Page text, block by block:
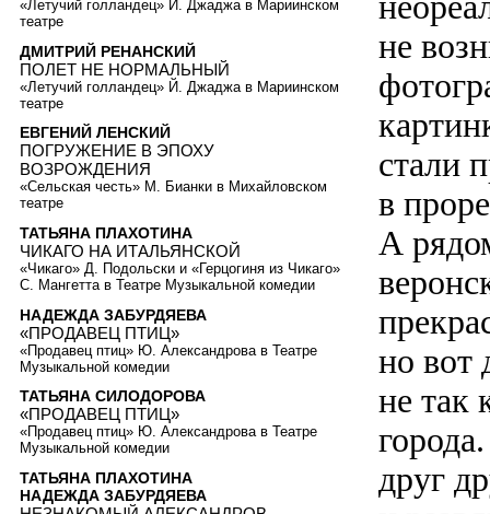
не
стали
в
А
но вот
не так
друг
«Летучий голландец» Й. Джаджа в Мариинском
театре
ДМИТРИЙ РЕНАНСКИЙ
ПОЛЕТ НЕ НОРМАЛЬНЫЙ
«Летучий голландец» Й. Джаджа в Мариинском
театре
ЕВГЕНИЙ ЛЕНСКИЙ
ПОГРУЖЕНИЕ В ЭПОХУ
ВОЗРОЖДЕНИЯ
«Сельская честь» М. Бианки в Михайловском
театре
ТАТЬЯНА ПЛАХОТИНА
ЧИКАГО НА ИТАЛЬЯНСКОЙ
«Чикаго» Д. Подольски и «Герцогиня из Чикаго»
С. Мангетта в Театре Музыкальной комедии
НАДЕЖДА ЗАБУРДЯЕВА
«ПРОДАВЕЦ ПТИЦ»
«Продавец птиц» Ю. Александрова в Театре
Музыкальной комедии
ТАТЬЯНА СИЛОДОРОВА
«ПРОДАВЕЦ ПТИЦ»
«Продавец птиц» Ю. Александрова в Театре
Музыкальной комедии
ТАТЬЯНА ПЛАХОТИНА
НАДЕЖДА ЗАБУРДЯЕВА